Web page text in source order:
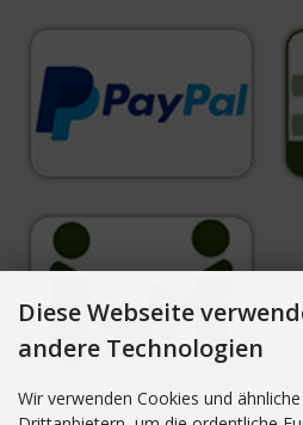
Diese Webseite
andere Technologien
Wir verwenden Cookies und